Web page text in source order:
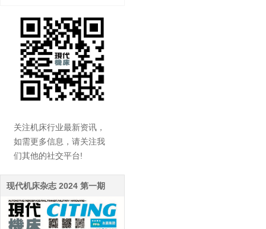
关注机床行业最新资讯，
如需更多信息，请关注我
们其他的社交平台!
现代机床杂志 2024 第一期